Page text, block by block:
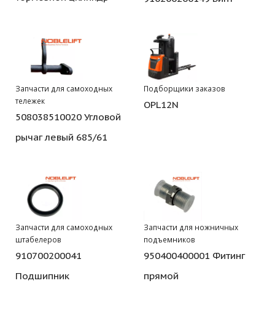
Запчасти для самоходных
тележек
508038510020 Угловой
рычаг левый 685/61
Подборщики заказов
OPL12N
Запчасти для самоходных
штабелеров
910700200041
Подшипник
Запчасти для ножничных
подъемников
950400400001 Фитинг
прямой